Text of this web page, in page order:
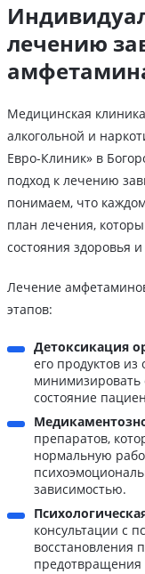
лечению
Медицинская
алкогольной и
Евро-Клиник» в
подход к лечению
понимаем, что
план лечения,
состояния здоровья
Лечение
этапов:
Детоксикация
его продуктов из
минимизировать
состояние
препаратов,
нормальную
зависимостью.
консультации с
восстановления
предотвращения